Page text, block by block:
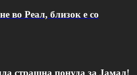
во Реал, близок е со
страшна понуда за Јамал!